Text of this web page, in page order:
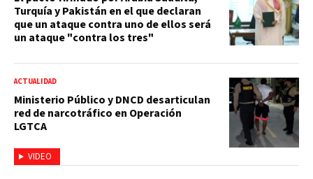
Turquía y Pakistán en el que declaran
que un ataque contra uno de ellos será
un ataque "contra los tres"
VIDEO
ACTUALIDAD
Ministerio Público y DNCD desarticulan
red de narcotráfico en Operación
LGTCA